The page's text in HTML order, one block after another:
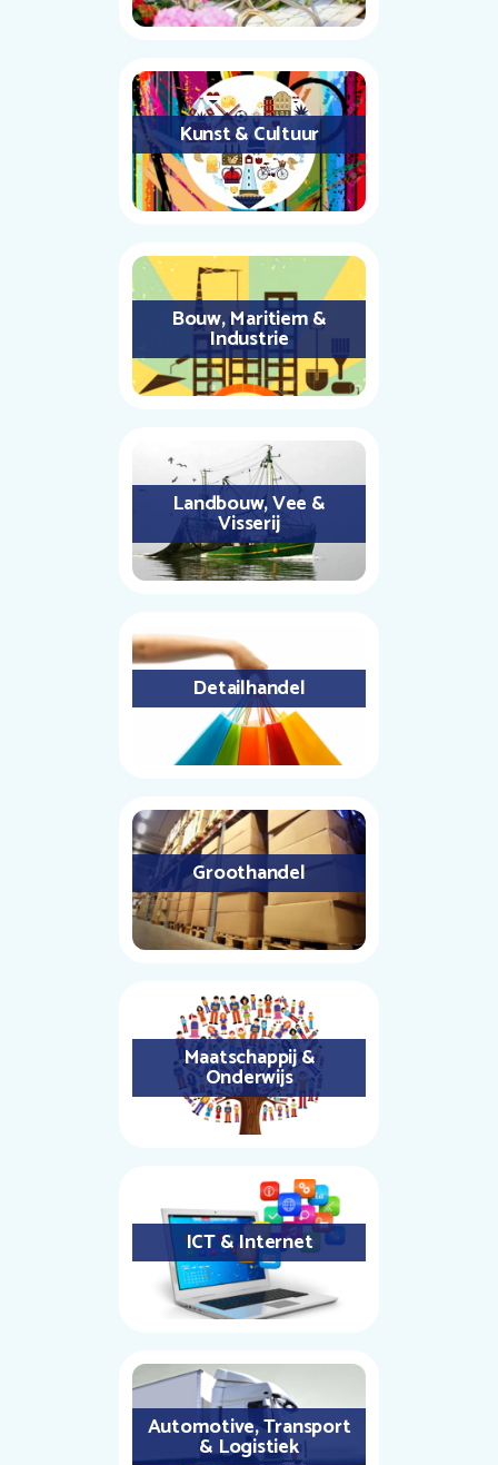
Kunst & Cultuur
Bouw, Maritiem &
Industrie
Landbouw, Vee &
Visserij
Detailhandel
Groothandel
Maatschappij &
Onderwijs
ICT & Internet
Automotive, Transport
& Logistiek